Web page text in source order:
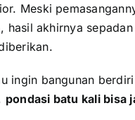
Meski
hasil akhirnya
ingin bangunan
pondasi batu kali bisa